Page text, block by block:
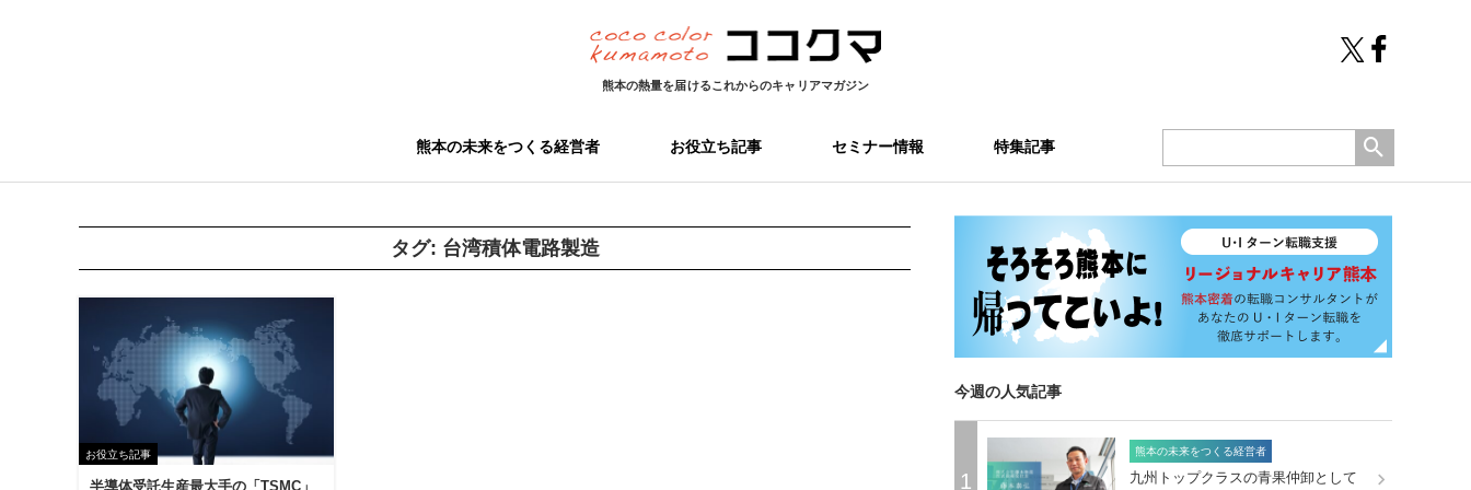
熊本の熱量を届けるこれからのキャリアマガジン
熊本の未来をつくる経営者 お役立ち記事 セミナー情報 特集記事
タグ: 台湾積体電路製造
お役立ち記事
半導体受託生産最大手の「TSMC」
今週の人気記事
1
熊本の未来をつくる経営者
九州トップクラスの青果仲卸として